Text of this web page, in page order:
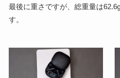
最後に重さですが、総重量は
す。